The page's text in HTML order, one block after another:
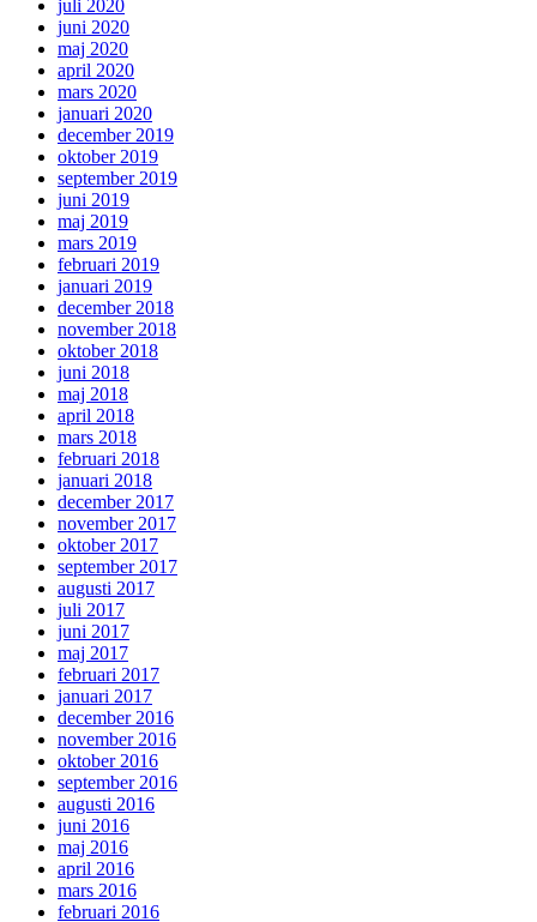
juli 2020
juni 2020
maj 2020
april 2020
mars 2020
januari 2020
december 2019
oktober 2019
september 2019
juni 2019
maj 2019
mars 2019
februari 2019
januari 2019
december 2018
november 2018
oktober 2018
juni 2018
maj 2018
april 2018
mars 2018
februari 2018
januari 2018
december 2017
november 2017
oktober 2017
september 2017
augusti 2017
juli 2017
juni 2017
maj 2017
februari 2017
januari 2017
december 2016
november 2016
oktober 2016
september 2016
augusti 2016
juni 2016
maj 2016
april 2016
mars 2016
februari 2016